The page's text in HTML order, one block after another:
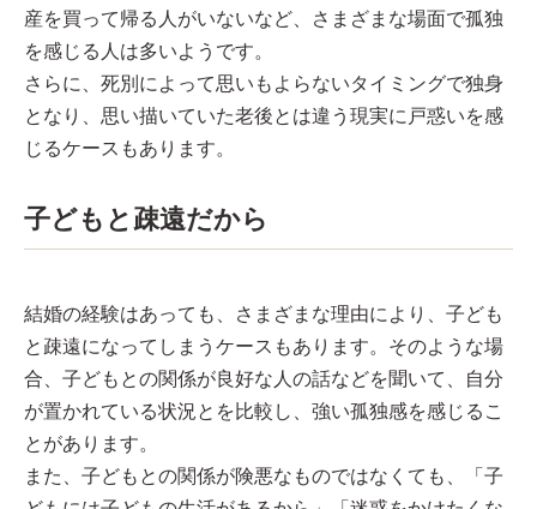
産を買って帰る人がいないなど、さまざまな場面で孤独
を感じる人は多いようです。
さらに、死別によって思いもよらないタイミングで独身
となり、思い描いていた老後とは違う現実に戸惑いを感
じるケースもあります。
子どもと疎遠だから
結婚の経験はあっても、さまざまな理由により、子ども
と疎遠になってしまうケースもあります。そのような場
合、子どもとの関係が良好な人の話などを聞いて、自分
が置かれている状況とを比較し、強い孤独感を感じるこ
とがあります。
また、子どもとの関係が険悪なものではなくても、「子